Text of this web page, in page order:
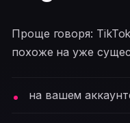
Проще говоря:
похоже на уже
на вашем